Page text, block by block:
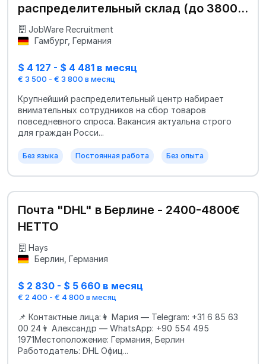
распределительный склад (до 3800
€) JobWare Recruitment
Гамбург, Германия
$ 4 127 - $ 4 481 в месяц
€ 3 500 - € 3 800 в месяц
Крупнейший распределительный центр набирает
внимательных сотрудников на сбор товаров
повседневного спроса. Вакансия актуальна строго
для граждан Росси...
Без языка Постоянная работа Без опыта
Почта "DHL" в Берлине - 2400-4800€
НЕТТО
Hays
Берлин, Германия
$ 2 830 - $ 5 660 в месяц
€ 2 400 - € 4 800 в месяц
📌 Контактные лица:👩 Мария — Telegram: +31 6 85 63
00 24👨 Александр — WhatsApp: +90 554 495
1971Местоположение: Германия, Берлин
Работодатель: DHL Офиц...